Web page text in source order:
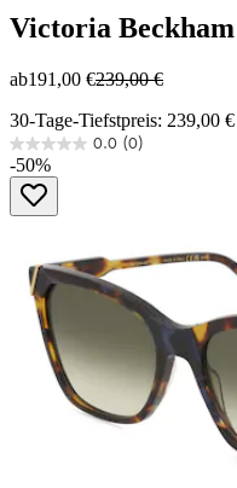
Victoria Beckham
ab191,00 €239,00 €
30-Tage-Tiefstpreis: 239,00 €
0.0 (0)
0.0
von
Sternen.
-50%